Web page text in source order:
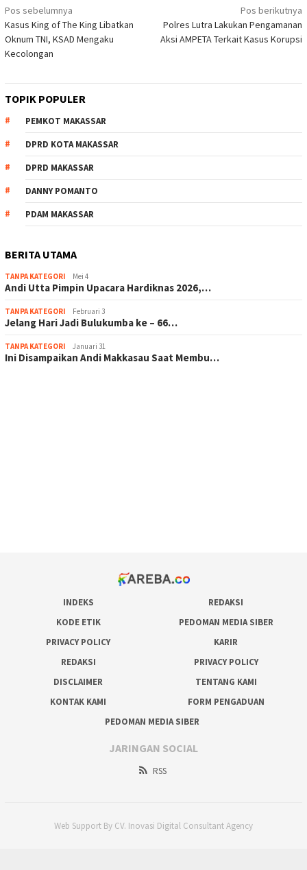
Navigasi
pos
Pos sebelumnya
Kasus King of The King Libatkan
Oknum TNI, KSAD Mengaku
Kecolongan
Pos berikutnya
Polres Lutra Lakukan Pengamanan
Aksi AMPETA Terkait Kasus Korupsi
TOPIK POPULER
PEMKOT MAKASSAR
DPRD KOTA MAKASSAR
DPRD MAKASSAR
DANNY POMANTO
PDAM MAKASSAR
BERITA UTAMA
TANPA KATEGORI Mei 4
Andi Utta Pimpin Upacara Hardiknas 2026,…
TANPA KATEGORI Februari 3
Jelang Hari Jadi Bulukumba ke – 66…
TANPA KATEGORI Januari 31
Ini Disampaikan Andi Makkasau Saat Membu…
INDEKS
REDAKSI
KODE ETIK
PEDOMAN MEDIA SIBER
PRIVACY POLICY
KARIR
REDAKSI
PRIVACY POLICY
DISCLAIMER
TENTANG KAMI
KONTAK KAMI
FORM PENGADUAN
PEDOMAN MEDIA SIBER
JARINGAN SOCIAL
RSS
Web Support By CV. Inovasi Digital Consultant Agency